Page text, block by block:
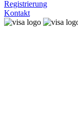
Registrierung
Kontakt